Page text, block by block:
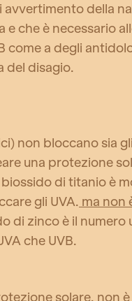
della
e che è necessario
come a degli
del disagio.
non bloccano sia
una protezione
di titanio è
gli UVA. ma non
di zinco è il
che UVB.
solare, non